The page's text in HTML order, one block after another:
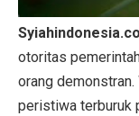
otoritas
orang
peristiwa terburuk